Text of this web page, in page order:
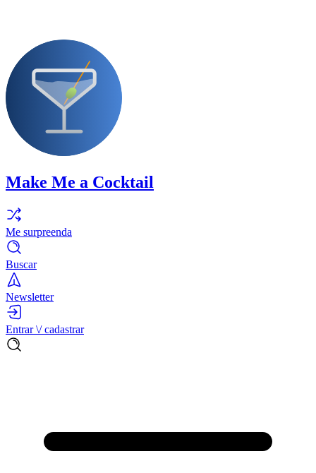
Make Me a Cocktail
Me surpreenda
Buscar
Newsletter
Entrar \/ cadastrar